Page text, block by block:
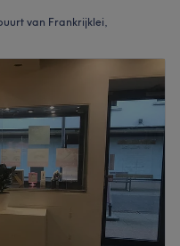
van Frankrijklei,